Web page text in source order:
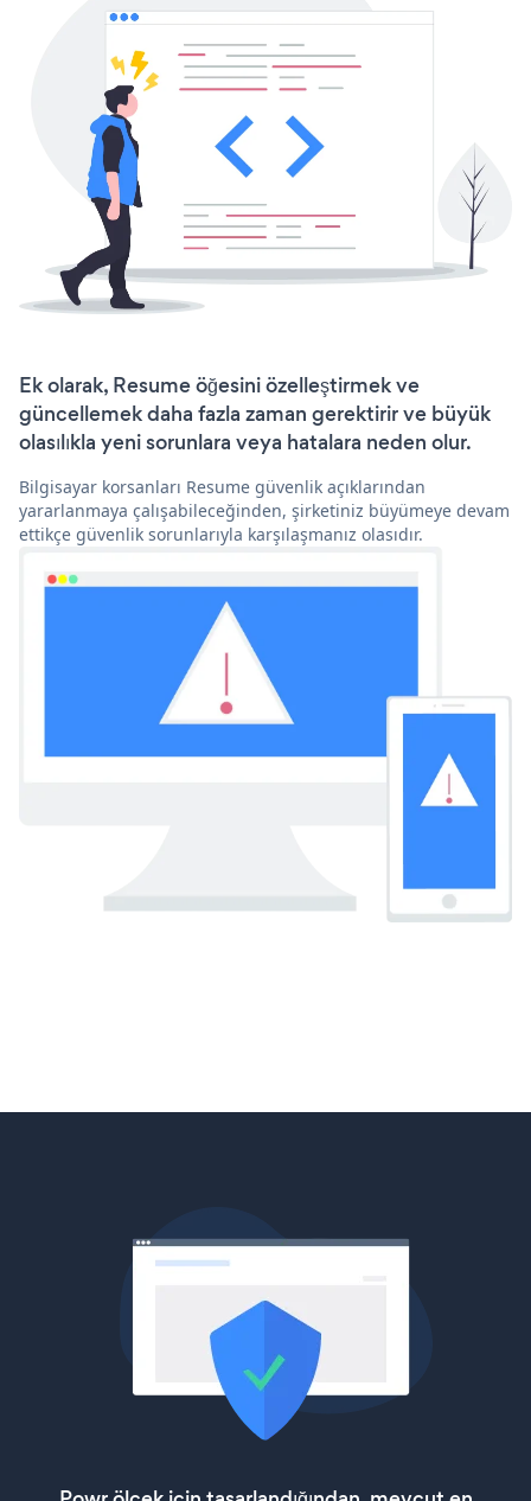
Ek olarak, Resume öğesini özelleştirmek ve
güncellemek daha fazla zaman gerektirir ve büyük
olasılıkla yeni sorunlara veya hatalara neden olur.
Bilgisayar korsanları Resume güvenlik açıklarından
yararlanmaya çalışabileceğinden, şirketiniz büyümeye devam
ettikçe güvenlik sorunlarıyla karşılaşmanız olasıdır.